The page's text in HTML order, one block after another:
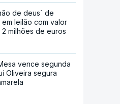
de deus` de
leilão com valor
milhões de euros
vence segunda
Oliveira segura